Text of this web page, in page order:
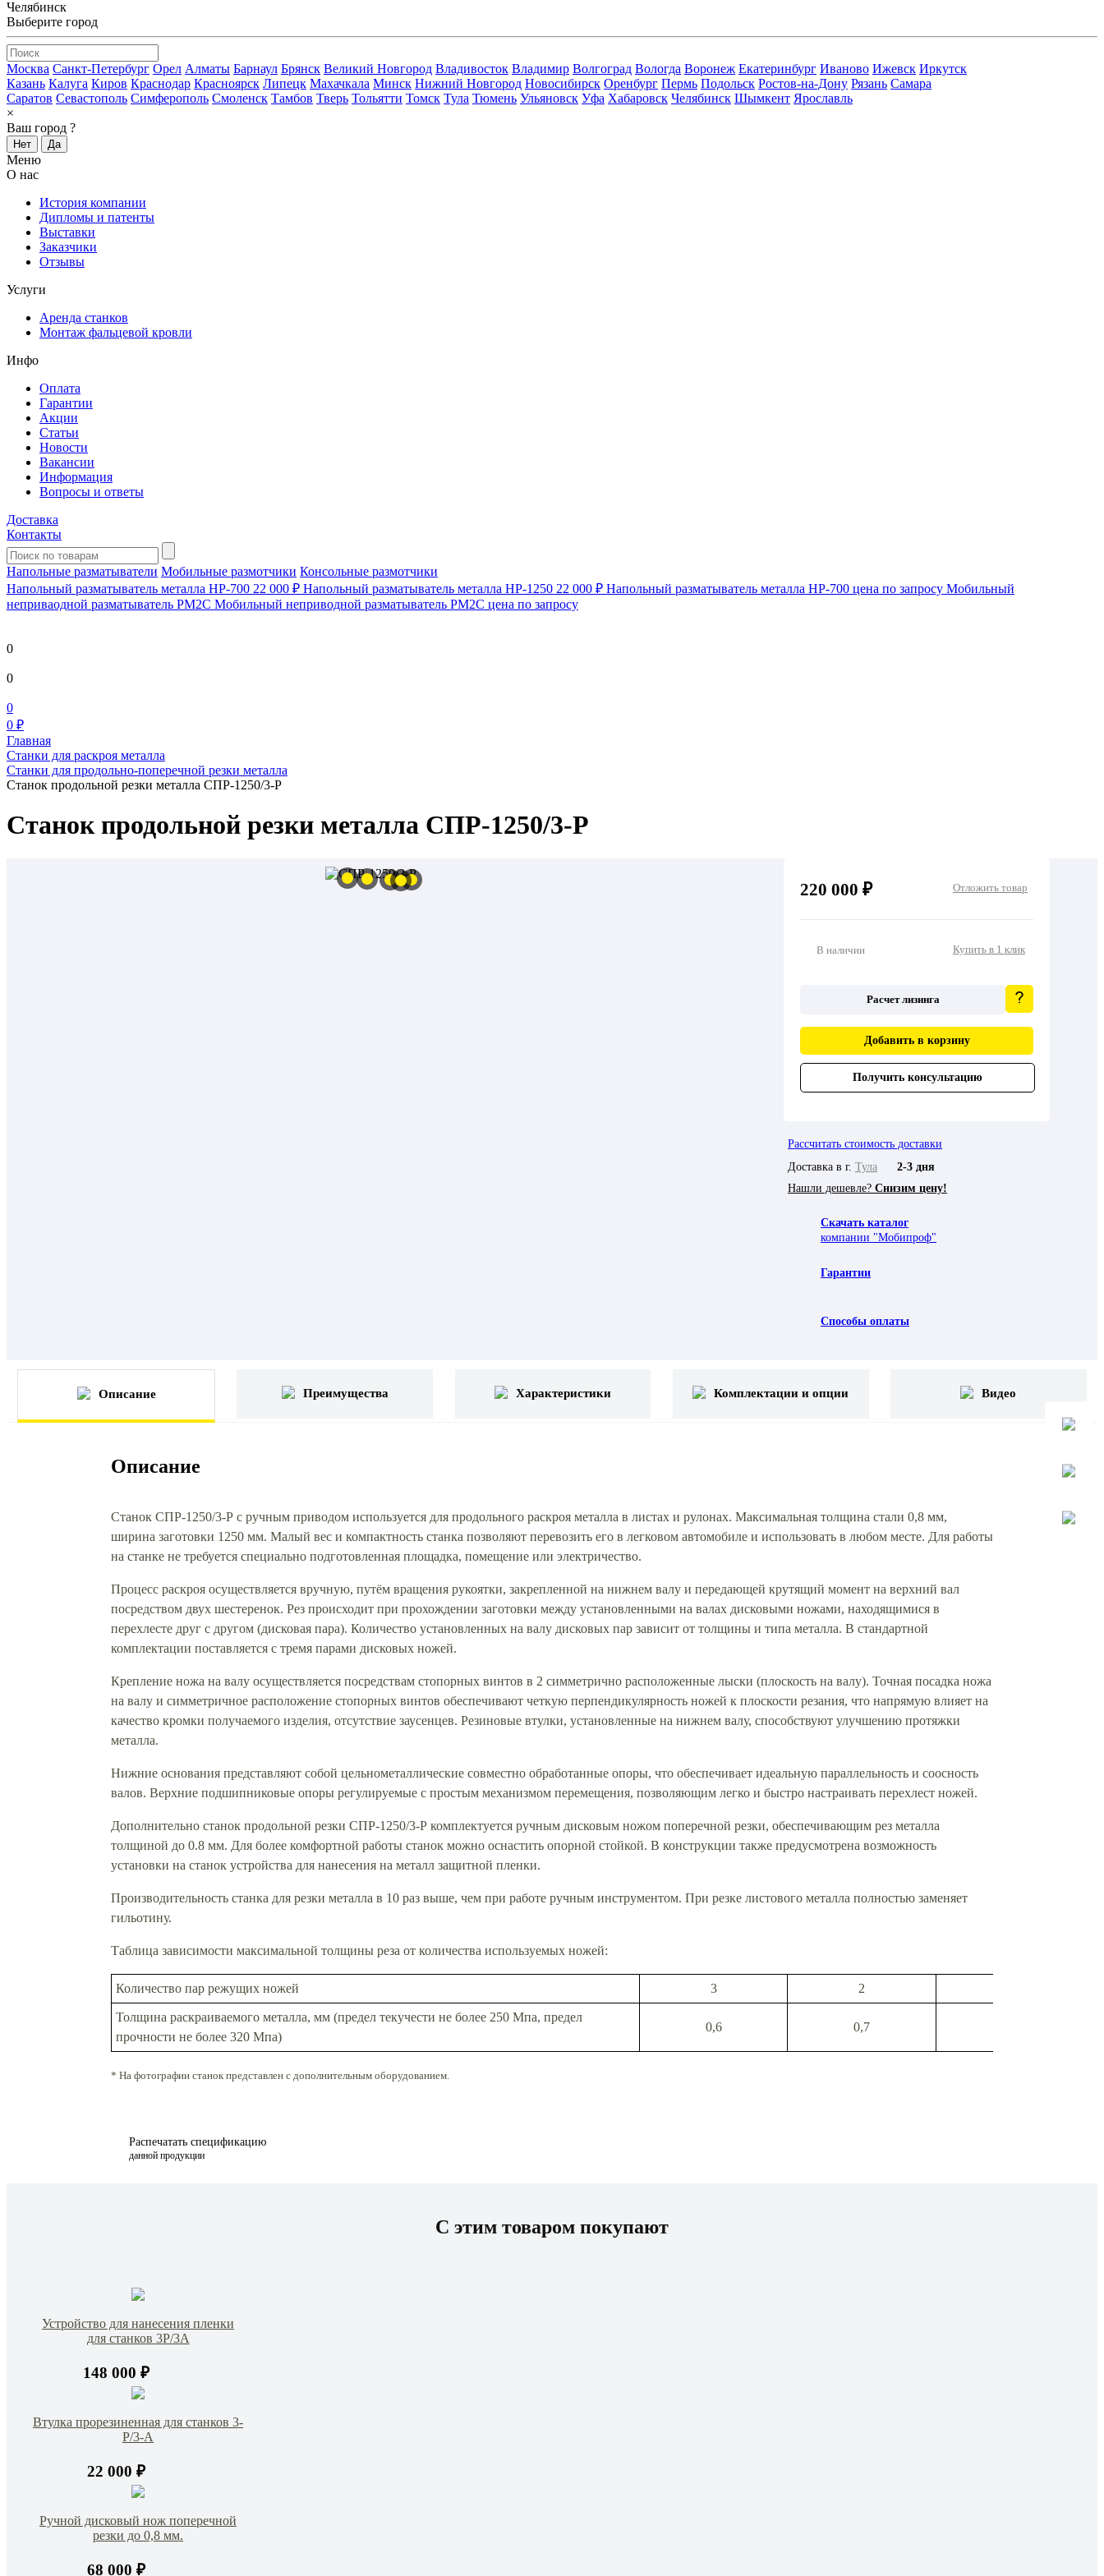
Челябинск
Выберите город
Москва Санкт-Петербург Орел Алматы Барнаул Брянск Великий Новгород Владивосток Владимир Волгоград Вологда Воронеж Екатеринбург Иваново Ижевск Иркутск
Казань Калуга Киров Краснодар Красноярск Липецк Махачкала Минск Нижний Новгород Новосибирск Оренбург Пермь Подольск Ростов-на-Дону Рязань Самара
Саратов Севастополь Симферополь Смоленск Тамбов Тверь Тольятти Томск Тула Тюмень Ульяновск Уфа Хабаровск Челябинск Шымкент Ярославль
×
Ваш город ?
Нет Да
Меню
О нас
История компании
Дипломы и патенты
Выставки
Заказчики
Отзывы
Услуги
Аренда станков
Монтаж фальцевой кровли
Инфо
Оплата
Гарантии
Акции
Статьи
Новости
Вакансии
Информация
Вопросы и ответы
Доставка
Контакты
Напольные разматыватели Мобильные размотчики Консольные размотчики
Напольный разматыватель металла HP-700 22 000 ₽ Напольный разматыватель металла HP-1250 22 000 ₽ Напольный разматыватель металла HP-700 цена по запросу Мобильный
непривaодной разматыватель РМ2С Мобильный неприводной разматыватель РМ2С цена по запросу
0
0
0
0 ₽
Главная
Станки для раскроя металла
Станки для продольно-поперечной резки металла
Станок продольной резки металла СПР-1250/3-Р
Станок продольной резки металла СПР-1250/3-Р
220 000 ₽ Отложить товар
В наличии Купить в 1 клик
Расчет лизинга
Добавить в корзину
Получить консультацию
Рассчитать стоимость доставки
Доставка в г. Тула
2-3 дня
Нашли дешевле? Снизим цену!
Скачать каталог
компании "Мобипроф"
Гарантии
Способы оплаты
Описание Преимущества Характеристики Комплектации и опции Видео
Описание
Станок СПР-1250/3-Р с ручным приводом используется для продольного раскроя металла в листах и рулонах. Максимальная толщина стали 0,8 мм,
ширина заготовки 1250 мм. Малый вес и компактность станка позволяют перевозить его в легковом автомобиле и использовать в любом месте. Для работы
на станке не требуется специально подготовленная площадка, помещение или электричество.
Процесс раскроя осуществляется вручную, путём вращения рукоятки, закрепленной на нижнем валу и передающей крутящий момент на верхний вал
посредством двух шестеренок. Рез происходит при прохождении заготовки между установленными на валах дисковыми ножами, находящимися в
перехлесте друг с другом (дисковая пара). Количество установленных на валу дисковых пар зависит от толщины и типа металла. В стандартной
комплектации поставляется с тремя парами дисковых ножей.
Крепление ножа на валу осуществляется посредствам стопорных винтов в 2 симметрично расположенные лыски (плоскость на валу). Точная посадка ножа
на валу и симметричное расположение стопорных винтов обеспечивают четкую перпендикулярность ножей к плоскости резания, что напрямую влияет на
качество кромки получаемого изделия, отсутствие заусенцев. Резиновые втулки, установленные на нижнем валу, способствуют улучшению протяжки
металла.
Нижние основания представляют собой цельнометаллические совместно обработанные опоры, что обеспечивает идеальную параллельность и соосность
валов. Верхние подшипниковые опоры регулируемые с простым механизмом перемещения, позволяющим легко и быстро настраивать перехлест ножей.
Дополнительно станок продольной резки СПР-1250/3-Р комплектуется ручным дисковым ножом поперечной резки, обеспечивающим рез металла
толщиной до 0.8 мм. Для более комфортной работы станок можно оснастить опорной стойкой. В конструкции также предусмотрена возможность
установки на станок устройства для нанесения на металл защитной пленки.
Производительность станка для резки металла в 10 раз выше, чем при работе ручным инструментом. При резке листового металла полностью заменяет
гильотину.
Таблица зависимости максимальной толщины реза от количества используемых ножей:
Количество пар режущих ножей 3 2
Толщина раскраиваемого металла, мм (предел текучести не более 250 Мпа, предел
прочности не более 320 Мпа)
0,6 0,7
* На фотографии станок представлен с дополнительным оборудованием.
Распечатать спецификацию
данной продукции
С этим товаром покупают
Устройство для нанесения пленки
для станков 3Р/3А
148 000 ₽
Втулка прорезиненная для станков 3-
Р/3-А
22 000 ₽
Ручной дисковый нож поперечной
резки до 0,8 мм.
68 000 ₽